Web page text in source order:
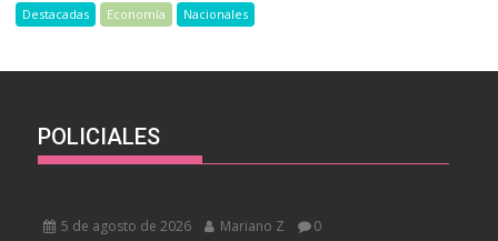
Destacadas Economía Nacionales
POLICIALES
5 de agosto de 2026 Mariano Z 0